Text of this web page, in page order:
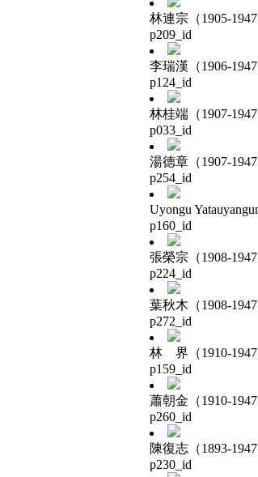
林連宗（1905-1947
p209_id
李瑞漢（1906-1947
p124_id
林桂端（1907-1947
p033_id
湯德章（1907-1947
p254_id
Uyongu
p160_id
張榮宗（1908-1947
p224_id
葉秋木（1908-1947
p272_id
林 界（1910-1947
p159_id
蕭朝金（1910-1947
p260_id
陳復志（1893-1947
p230_id